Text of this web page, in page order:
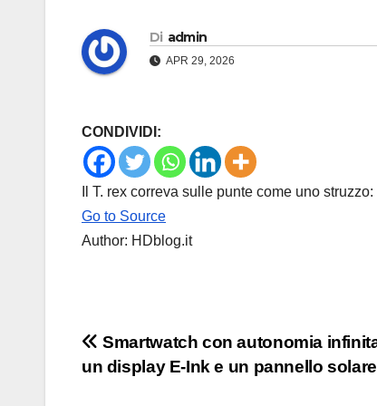
Di admin
APR 29, 2026
CONDIVIDI:
Il T. rex correva sulle punte come uno
Go to Source
Author: HDblog.it
Navigazione
articoli
Smartwatch con autonomia
un display E-Ink e un pannello solare